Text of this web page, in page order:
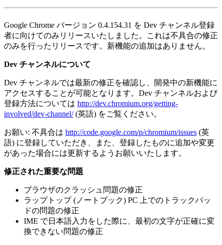
Google Chrome バージョン 0.4.154.31 を Dev チャンネル登録
者に向けてのみリリースいたしました。これは不具合の修正
のみを行ったリリースです。新機能の追加はありません。
Dev チャンネルについて
Dev チャンネルでは最新の修正を確認し、開発中の新機能に
アクセスすることが可能となります。Dev チャンネルおよび
登録方法については http://dev.chromium.org/getting-
involved/dev-channel/(英語) をご覧ください。
お願い: 不具合は http://code.google.com/p/chromium/issues (英
語) に登録していただき、また、登録したものに追加や変更
があった場合には更新するようお願いいたします。
修正された重要な問題
ブラウザのクラッシュ問題の修正
ラップトップ (ノートブック) PC 上でのトラックパッ
ドの問題の修正
IME で日本語入力をした際に、最初の文字が正確に変
換できない問題の修正